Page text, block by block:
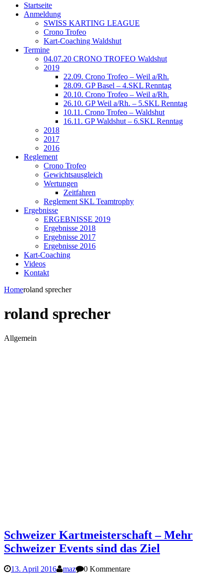
Startseite
Anmeldung
SWISS KARTING LEAGUE
Crono Trofeo
Kart-Coaching Waldshut
Termine
04.07.20 CRONO TROFEO Waldshut
2019
22.09. Crono Trofeo – Weil a/Rh.
28.09. GP Basel – 4.SKL Renntag
20.10. Crono Trofeo – Weil a/Rh.
26.10. GP Weil a/Rh. – 5.SKL Renntag
10.11. Crono Trofeo – Waldshut
16.11. GP Waldshut – 6.SKL Renntag
2018
2017
2016
Reglement
Crono Trofeo
Gewichtsausgleich
Wertungen
Zeitfahren
Reglement SKL Teamtrophy
Ergebnisse
ERGEBNISSE 2019
Ergebnisse 2018
Ergebnisse 2017
Ergebnisse 2016
Kart-Coaching
Videos
Kontakt
Homeroland sprecher
roland sprecher
Allgemein
Schweizer Kartmeisterschaft – Mehr
Schweizer Events sind das Ziel
13. April 2016 maz
0 Kommentare